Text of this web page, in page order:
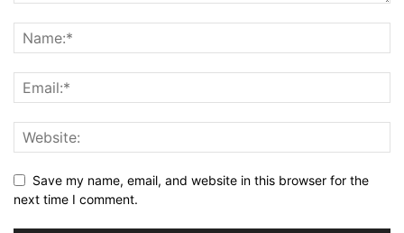
Save my name, email, and website in this browser for the
next time I comment.